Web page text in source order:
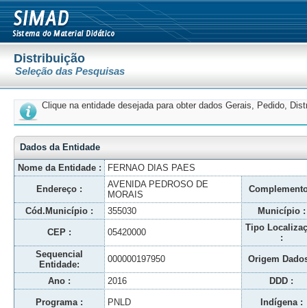
Distribuição
Seleção das Pesquisas
Clique na entidade desejada para obter dados Gerais, Pedido,
Dados da Entidade
Nome da Entidade :
FERNAO DIAS PAES
Endereço :
AVENIDA PEDROSO DE
MORAIS
Cód.Município : 355030 Município :
CEP : 05420000
Tipo
:
Sequencial
Entidade:
000000197950 Origem
Ano : 2016 DDD :
Programa : PNLD Indígena :